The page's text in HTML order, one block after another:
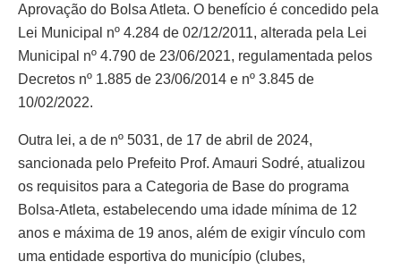
Aprovação do Bolsa Atleta. O benefício é concedido pela
Lei Municipal nº 4.284 de 02/12/2011, alterada pela Lei
Municipal nº 4.790 de 23/06/2021, regulamentada pelos
Decretos nº 1.885 de 23/06/2014 e nº 3.845 de
10/02/2022.
Outra lei, a de nº 5031, de 17 de abril de 2024,
sancionada pelo Prefeito Prof. Amauri Sodré, atualizou
os requisitos para a Categoria de Base do programa
Bolsa-Atleta, estabelecendo uma idade mínima de 12
anos e máxima de 19 anos, além de exigir vínculo com
uma entidade esportiva do município (clubes,